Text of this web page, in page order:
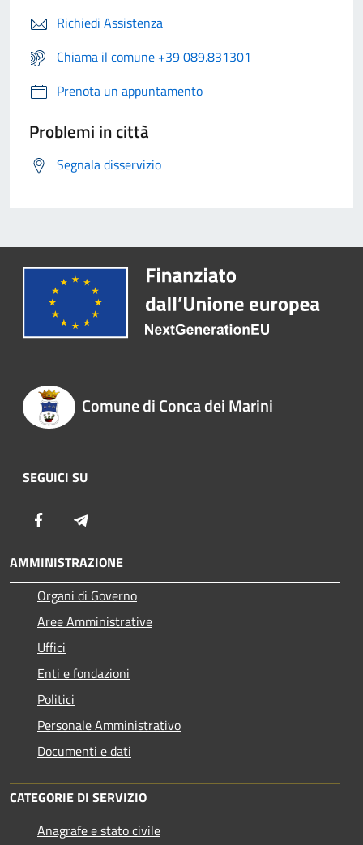
Richiedi Assistenza
Chiama il comune +39 089.831301
Prenota un appuntamento
Problemi in città
Segnala disservizio
Comune di Conca dei Marini
SEGUICI SU
Facebook
AMMINISTRAZIONE
Organi di Governo
Aree Amministrative
Uffici
Enti e fondazioni
Politici
Personale Amministrativo
Documenti e dati
CATEGORIE DI SERVIZIO
Anagrafe e stato civile